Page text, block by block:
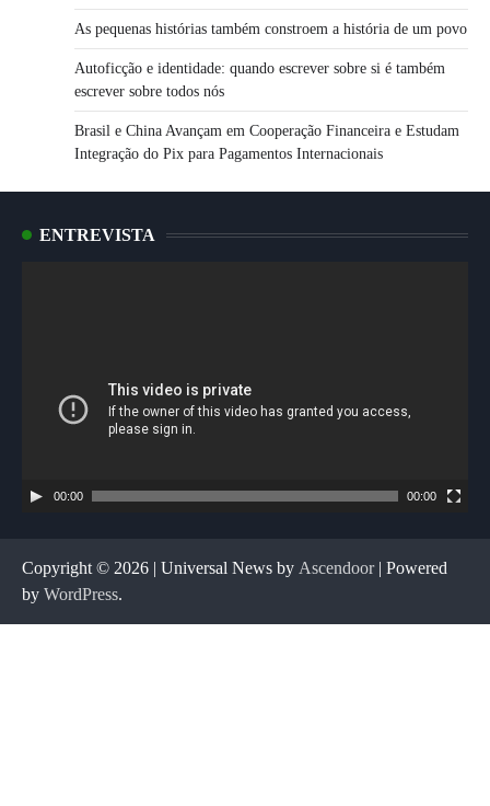
As pequenas histórias também constroem a história de um povo
Autoficção e identidade: quando escrever sobre si é também
escrever sobre todos nós
Brasil e China Avançam em Cooperação Financeira e Estudam
Integração do Pix para Pagamentos Internacionais
ENTREVISTA
00:00 00:00
Copyright © 2026 | Universal News by Ascendoor| Powered
by WordPress.